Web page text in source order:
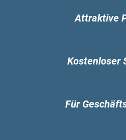
Attraktive
Kostenloser
Für